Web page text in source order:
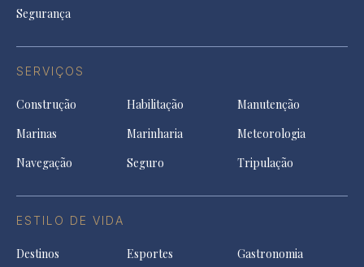
Segurança
SERVIÇOS
Construção Habilitação
Manutenção
Marinas
Marinharia
Meteorologia
Navegação
Seguro Tripulação
ESTILO DE VIDA
Destinos Esportes
Gastronomia